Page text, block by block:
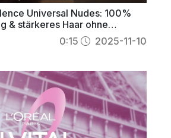
Universal Nudes: 100%
& stärkeres Haar ohne
0:15 2025-11-10